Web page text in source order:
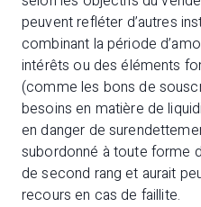
peuvent refléter d’autres
combinant la période
intérêts ou des éléments
(comme les bons de
besoins en matière de
en danger de
subordonné à toute forme
de second rang et aurait
recours en cas de faillite.